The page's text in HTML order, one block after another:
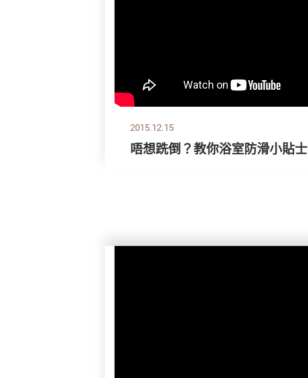
2015.12.15
唔想跣倒？教你浴室防滑小貼士